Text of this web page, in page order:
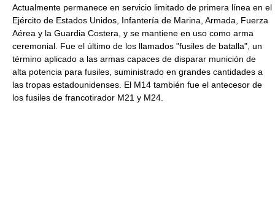
Actualmente permanece en servicio limitado de primera línea en el
Ejército de Estados Unidos, Infantería de Marina, Armada, Fuerza
Aérea y la Guardia Costera, y se mantiene en uso como arma
ceremonial. Fue el último de los llamados "fusiles de batalla", un
término aplicado a las armas capaces de disparar munición de
alta potencia para fusiles, suministrado en grandes cantidades a
las tropas estadounidenses. El M14 también fue el antecesor de
los fusiles de francotirador M21 y M24.